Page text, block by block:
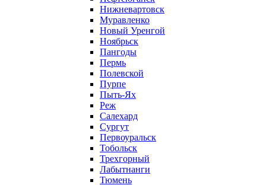
Нижневартовск
Муравленко
Новый Уренгой
Ноябрьск
Пангоды
Пермь
Полевской
Пурпе
Пыть-Ях
Реж
Салехард
Сургут
Первоуральск
Тобольск
Трехгорный
Лабытнанги
Тюмень